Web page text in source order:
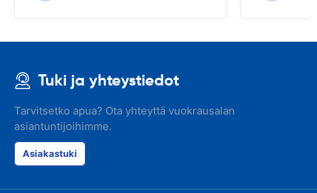
Tuki ja yhteystiedot
Tarvitsetko apua? Ota yhteyttä vuokrausalan
asiantuntijoihimme.
Asiakastuki